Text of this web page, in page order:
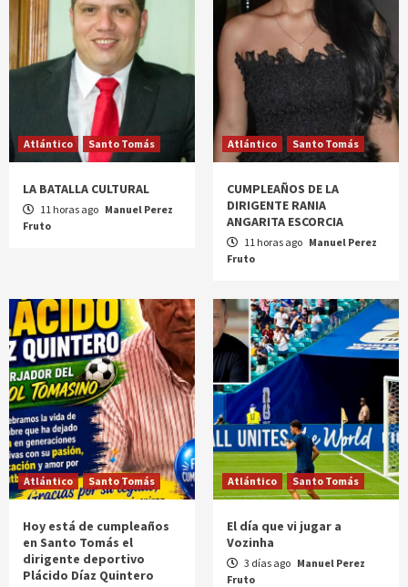
Atlántico Santo Tomás
LA BATALLA CULTURAL
11 horas ago Manuel Perez
Fruto
Atlántico Santo Tomás
CUMPLEAÑOS DE LA
DIRIGENTE RANIA
ANGARITA ESCORCIA
11 horas ago Manuel Perez
Fruto
Atlántico Santo Tomás
Hoy está de cumpleaños
en Santo Tomás el
dirigente deportivo
Plácido Díaz Quintero
Atlántico Santo Tomás
El día que vi jugar a
Vozinha
3 días ago Manuel Perez
Fruto